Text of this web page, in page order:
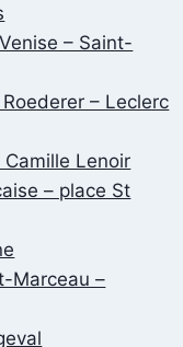
– Saint-
– Leclerc
Lenoir
– place St
Marceau –